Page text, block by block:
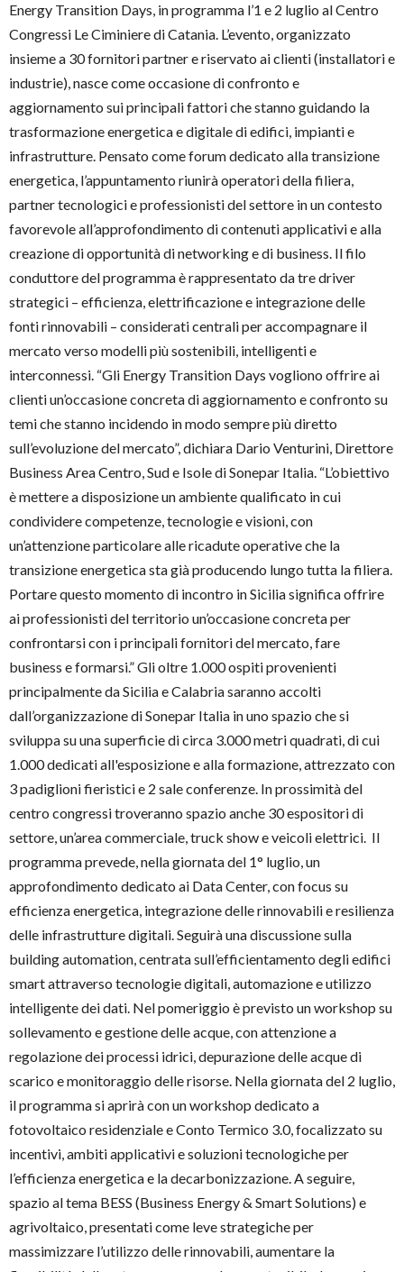
Energy Transition Days, in programma l’1 e 2 luglio al Centro
Congressi Le Ciminiere di Catania. L’evento, organizzato
insieme a 30 fornitori partner e riservato ai clienti (installatori e
industrie), nasce come occasione di confronto e
aggiornamento sui principali fattori che stanno guidando la
trasformazione energetica e digitale di edifici, impianti e
infrastrutture. Pensato come forum dedicato alla transizione
energetica, l’appuntamento riunirà operatori della filiera,
partner tecnologici e professionisti del settore in un contesto
favorevole all’approfondimento di contenuti applicativi e alla
creazione di opportunità di networking e di business. Il filo
conduttore del programma è rappresentato da tre driver
strategici – efficienza, elettrificazione e integrazione delle
fonti rinnovabili – considerati centrali per accompagnare il
mercato verso modelli più sostenibili, intelligenti e
interconnessi. “Gli Energy Transition Days vogliono offrire ai
clienti un’occasione concreta di aggiornamento e confronto su
temi che stanno incidendo in modo sempre più diretto
sull’evoluzione del mercato”, dichiara Dario Venturini, Direttore
Business Area Centro, Sud e Isole di Sonepar Italia. “L’obiettivo
è mettere a disposizione un ambiente qualificato in cui
condividere competenze, tecnologie e visioni, con
un’attenzione particolare alle ricadute operative che la
transizione energetica sta già producendo lungo tutta la filiera.
Portare questo momento di incontro in Sicilia significa offrire
ai professionisti del territorio un’occasione concreta per
confrontarsi con i principali fornitori del mercato, fare
business e formarsi.” Gli oltre 1.000 ospiti provenienti
principalmente da Sicilia e Calabria saranno accolti
dall’organizzazione di Sonepar Italia in uno spazio che si
sviluppa su una superficie di circa 3.000 metri quadrati, di cui
1.000 dedicati all'esposizione e alla formazione, attrezzato con
3 padiglioni fieristici e 2 sale conferenze. In prossimità del
centro congressi troveranno spazio anche 30 espositori di
settore, un’area commerciale, truck show e veicoli elettrici. Il
programma prevede, nella giornata del 1° luglio, un
approfondimento dedicato ai Data Center, con focus su
efficienza energetica, integrazione delle rinnovabili e resilienza
delle infrastrutture digitali. Seguirà una discussione sulla
building automation, centrata sull’efficientamento degli edifici
smart attraverso tecnologie digitali, automazione e utilizzo
intelligente dei dati. Nel pomeriggio è previsto un workshop su
sollevamento e gestione delle acque, con attenzione a
regolazione dei processi idrici, depurazione delle acque di
scarico e monitoraggio delle risorse. Nella giornata del 2 luglio,
il programma si aprirà con un workshop dedicato a
fotovoltaico residenziale e Conto Termico 3.0, focalizzato su
incentivi, ambiti applicativi e soluzioni tecnologiche per
l’efficienza energetica e la decarbonizzazione. A seguire,
spazio al tema BESS (Business Energy & Smart Solutions) e
agrivoltaico, presentati come leve strategiche per
massimizzare l’utilizzo delle rinnovabili, aumentare la